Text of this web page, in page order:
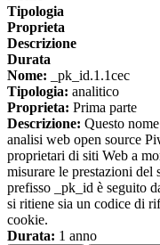
Tipologia
Proprieta
Descrizione
Durata
Nome: _pk_id.1.1cec
Tipologia: analitico
Proprieta: Prima parte
Descrizione: Questo
analisi web open source
proprietari di siti Web a
misurare le prestazioni
prefisso _pk_id è seguito
si ritiene sia un codice di
cookie.
Durata: 1 anno